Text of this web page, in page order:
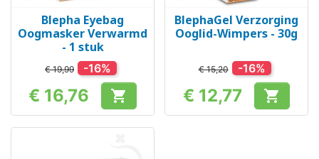
Blepha Eyebag
Oogmasker Verwarmd
- 1 stuk
€ 19,99 -16%
Prijs
€ 16,76 
BlephaGel Verzorging
Ooglid-Wimpers - 30g
€ 15,20 -16%
Prijs
€ 12,77 